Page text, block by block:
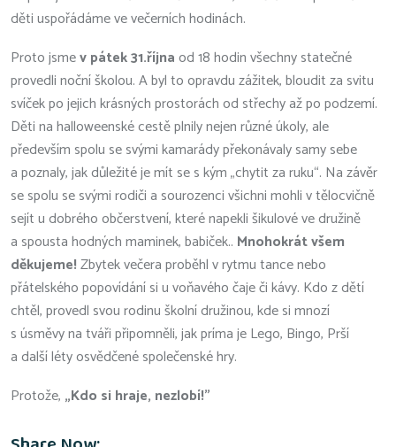
děti uspořádáme ve večerních hodinách.
Proto jsmev pátek 31.říjnaod 18 hodin všechny statečné
provedli noční školou. A byl to opravdu zážitek, bloudit za svitu
svíček po jejich krásných prostorách od střechy až po podzemí.
Děti na halloweenské cestě plnily nejen různé úkoly, ale
především spolu se svými kamarády překonávaly samy sebe
a poznaly, jak důležité je mít se s kým „chytit za ruku“. Na závěr
se spolu se svými rodiči a sourozenci všichni mohli v tělocvičně
sejít u dobrého občerstvení, které napekli šikulové ve družině
a spousta hodných maminek, babiček.. Mnohokrát všem
děkujeme!Zbytek večera proběhl v rytmu tance nebo
přátelského popovídání si u voňavého čaje či kávy. Kdo z dětí
chtěl, provedl svou rodinu školní družinou, kde si mnozí
s úsměvy na tváři připomněli, jak príma je Lego, Bingo, Prší
a další léty osvědčené společenské hry.
Protože, „Kdo si hraje, nezlobí!”